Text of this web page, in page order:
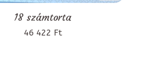
18 számtorta
46 422 Ft